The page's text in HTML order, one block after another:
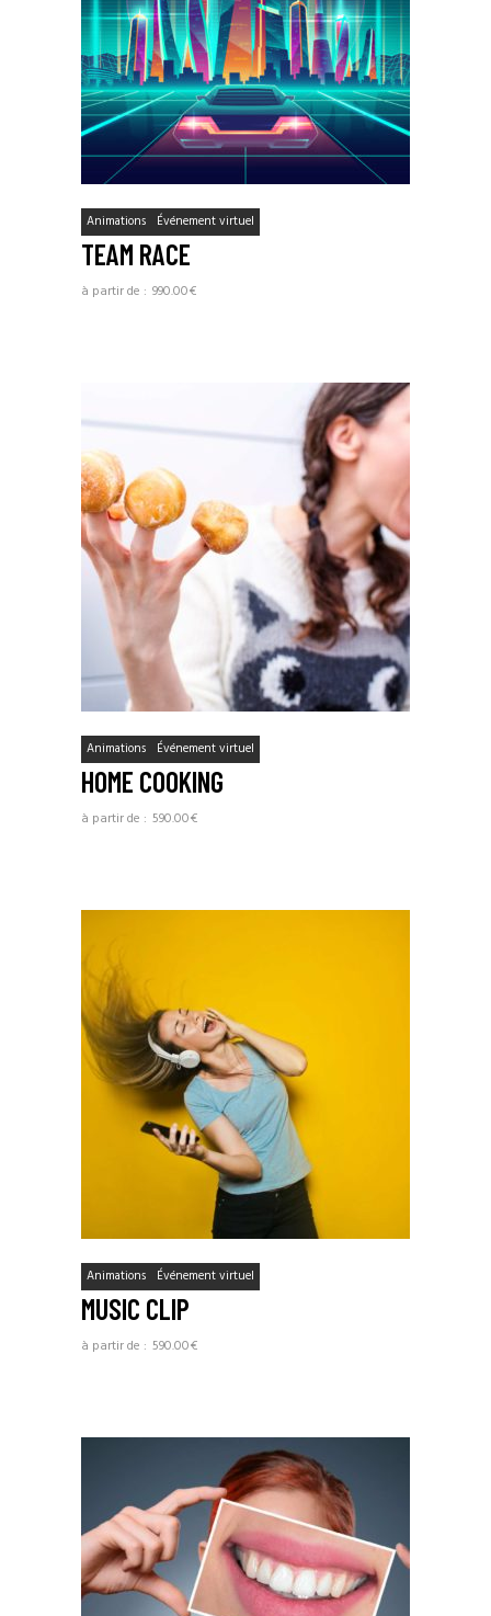
Animations Événement virtuel
TEAM RACE
990.00€
Animations Événement virtuel
HOME COOKING
590.00€
Animations Événement virtuel
MUSIC CLIP
590.00€